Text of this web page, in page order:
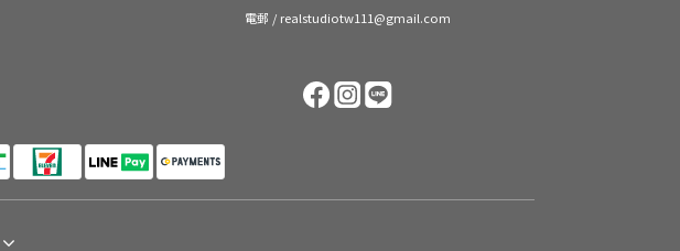
電郵 / realstudiotw111@gmail.com